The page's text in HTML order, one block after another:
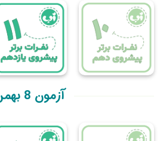
آزمون 8 بهمن